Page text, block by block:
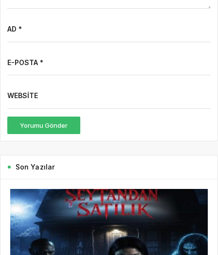
AD *
E-POSTA *
WEBSITE
Yorumu Gönder
Son Yazılar